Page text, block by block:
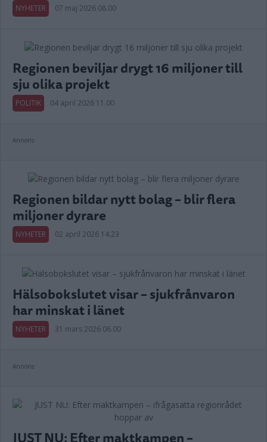
NYHETER 07 maj 2026 08.00
Regionen beviljar drygt 16 miljoner till
sju olika projekt
POLITIK 04 april 2026 11.00
Annons:
Regionen bildar nytt bolag – blir flera
miljoner dyrare
NYHETER 02 april 2026 14.23
Hälsobokslutet visar – sjukfrånvaron
har minskat i länet
NYHETER 31 mars 2026 06.00
Annons:
JUST NU: Efter maktkampen –